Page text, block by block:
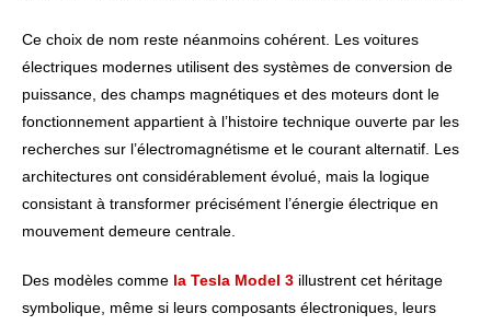
Ce choix de nom reste néanmoins cohérent. Les voitures
électriques modernes utilisent des systèmes de conversion de
puissance, des champs magnétiques et des moteurs dont le
fonctionnement appartient à l’histoire technique ouverte par les
recherches sur l’électromagnétisme et le courant alternatif. Les
architectures ont considérablement évolué, mais la logique
consistant à transformer précisément l’énergie électrique en
mouvement demeure centrale.
Des modèles comme la Tesla Model 3 illustrent cet héritage
symbolique, même si leurs composants électroniques, leurs